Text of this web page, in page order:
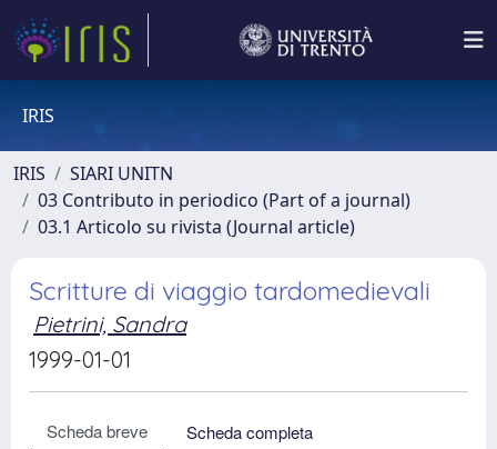
IRIS
IRIS
SIARI UNITN
03 Contributo in periodico (Part of a journal)
03.1 Articolo su rivista (Journal article)
Scritture di viaggio tardomedievali
Pietrini, Sandra
1999-01-01
Scheda breve
Scheda completa